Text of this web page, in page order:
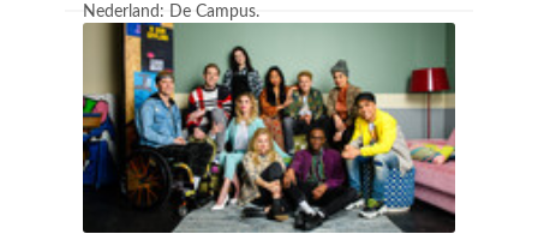
Nederland: De Campus.